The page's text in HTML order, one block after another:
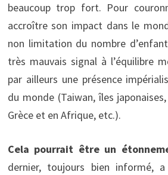
beaucoup trop fort. Pour
accroître son impact dans le
non limitation du nombre
très mauvais signal à l’équilibre
par ailleurs une présence
du monde (Taiwan, îles
Grèce et en Afrique, etc.).
Cela pourrait être un
dernier, toujours bien informé,